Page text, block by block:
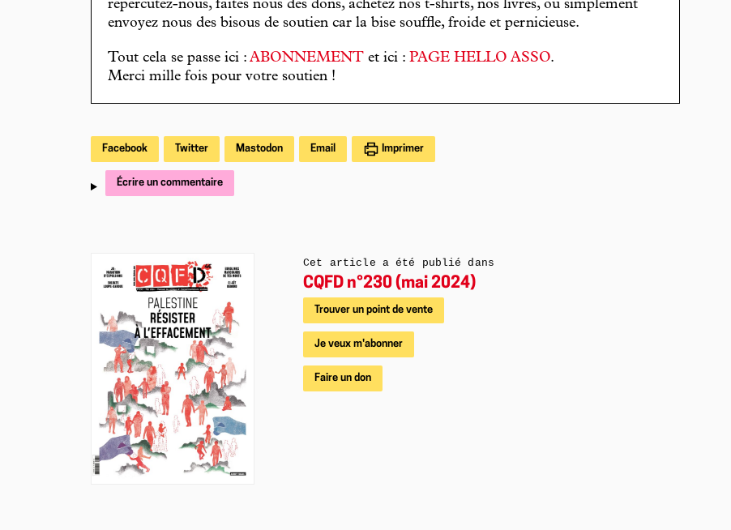
répercutez-nous, faites nous des dons, achetez nos t-shirts, nos livres, ou simplement
envoyez nous des bisous de soutien car la bise souffle, froide et pernicieuse.
Tout cela se passe ici : ABONNEMENT et ici : PAGE HELLO ASSO.
Merci mille fois pour votre soutien !
Facebook Twitter Mastodon Email Imprimer
Écrire un commentaire
Cet article a été publié dans
CQFD n°230 (mai 2024)
Trouver un point de vente
Je veux m'abonner
Faire un don